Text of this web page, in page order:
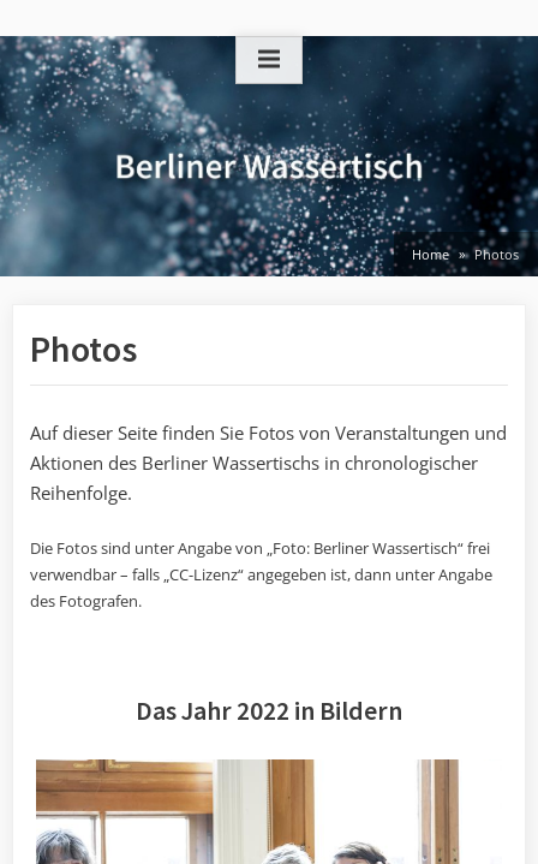
to
content
Home Photos
Photos
Auf dieser Seite finden Sie Fotos von Veranstaltungen und
Aktionen des Berliner Wassertischs in chronologischer
Reihenfolge.
Die Fotos sind unter Angabe von „Foto: Berliner Wassertisch“ frei
verwendbar – falls „CC-Lizenz“ angegeben ist, dann unter Angabe
des Fotografen.
Das Jahr 2022 in Bildern